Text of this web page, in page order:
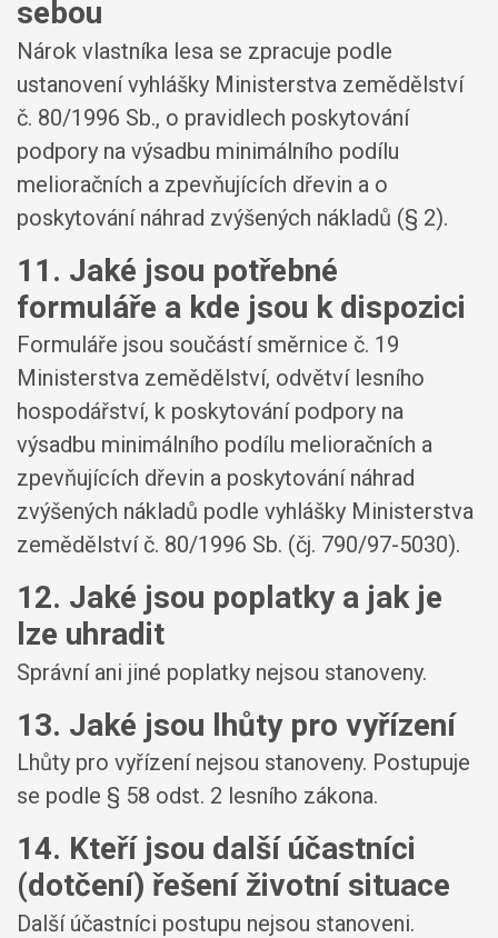
sebou
Nárok vlastníka lesa se zpracuje podle
ustanovení vyhlášky Ministerstva zemědělství
č. 80/1996 Sb., o pravidlech poskytování
podpory na výsadbu minimálního podílu
melioračních a zpevňujících dřevin a o
poskytování náhrad zvýšených nákladů (§ 2).
11. Jaké jsou potřebné
formuláře a kde jsou k dispozici
Formuláře jsou součástí směrnice č. 19
Ministerstva zemědělství, odvětví lesního
hospodářství, k poskytování podpory na
výsadbu minimálního podílu melioračních a
zpevňujících dřevin a poskytování náhrad
zvýšených nákladů podle vyhlášky Ministerstva
zemědělství č. 80/1996 Sb. (čj. 790/97-5030).
12. Jaké jsou poplatky a jak je
lze uhradit
Správní ani jiné poplatky nejsou stanoveny.
13. Jaké jsou lhůty pro vyřízení
Lhůty pro vyřízení nejsou stanoveny. Postupuje
se podle § 58 odst. 2 lesního zákona.
14. Kteří jsou další účastníci
(dotčení) řešení životní situace
Další účastníci postupu nejsou stanoveni.